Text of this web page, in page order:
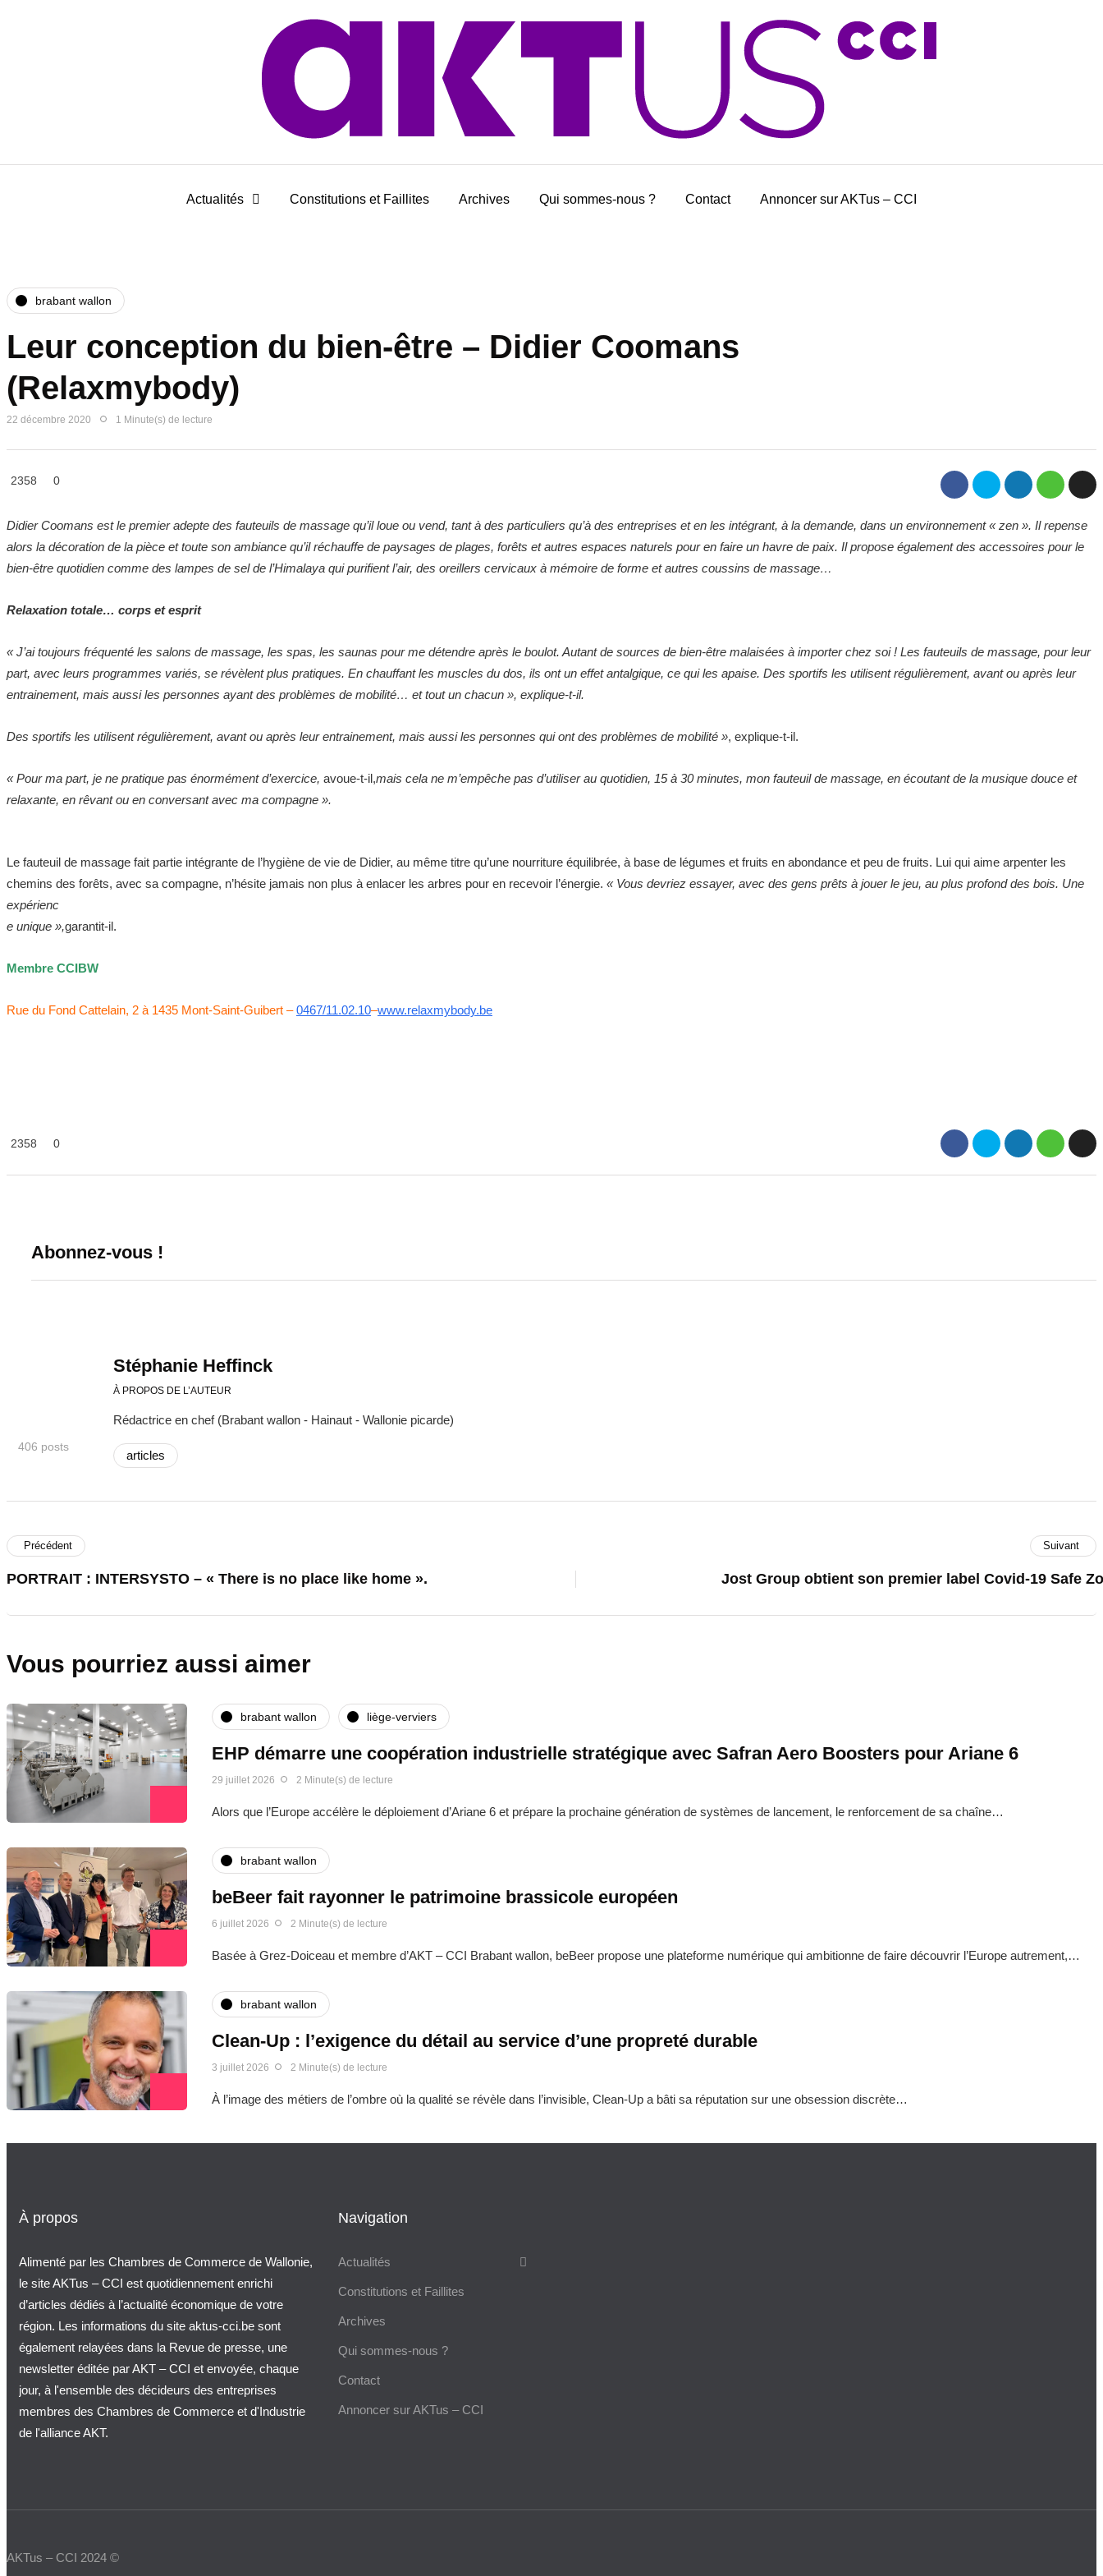
Actualités Constitutions et Faillites Archives Qui sommes-nous ? Contact Annoncer sur AKTus – CCI
brabant wallon
Leur conception du bien-être – Didier Coomans
(Relaxmybody)
22 décembre 2020 1 Minute(s) de lecture
2358 0
Didier Coomans est le premier adepte des fauteuils de massage qu’il loue ou vend, tant à des particuliers qu’à des entreprises et en les intégrant, à la demande, dans un environnement « zen ». Il repense
alors la décoration de la pièce et toute son ambiance qu’il réchauffe de paysages de plages, forêts et autres espaces naturels pour en faire un havre de paix. Il propose également des accessoires pour le
bien-être quotidien comme des lampes de sel de l’Himalaya qui purifient l’air, des oreillers cervicaux à mémoire de forme et autres coussins de massage…
Relaxation totale… corps et esprit
« J’ai toujours fréquenté les salons de massage, les spas, les saunas pour me détendre après le boulot. Autant de sources de bien-être malaisées à importer chez soi ! Les fauteuils de massage, pour leur
part, avec leurs programmes variés, se révèlent plus pratiques. En chauffant les muscles du dos, ils ont un effet antalgique, ce qui les apaise. Des sportifs les utilisent régulièrement, avant ou après leur
entrainement, mais aussi les personnes ayant des problèmes de mobilité… et tout un chacun », explique-t-il.
Des sportifs les utilisent régulièrement, avant ou après leur entrainement, mais aussi les personnes qui ont des problèmes de mobilité », explique-t-il.
« Pour ma part, je ne pratique pas énormément d’exercice, avoue-t-il,mais cela ne m’empêche pas d’utiliser au quotidien, 15 à 30 minutes, mon fauteuil de massage, en écoutant de la musique douce et
relaxante, en rêvant ou en conversant avec ma compagne ».
Le fauteuil de massage fait partie intégrante de l’hygiène de vie de Didier, au même titre qu’une nourriture équilibrée, à base de légumes et fruits en abondance et peu de fruits. Lui qui aime arpenter les
chemins des forêts, avec sa compagne, n’hésite jamais non plus à enlacer les arbres pour en recevoir l’énergie. « Vous devriez essayer, avec des gens prêts à jouer le jeu, au plus profond des bois. Une
expérienc
e unique »,garantit-il.
Membre CCIBW
Rue du Fond Cattelain, 2 à 1435 Mont-Saint-Guibert –0467/11.02.10–www.relaxmybody.be
2358 0
Abonnez-vous !
406 posts
Stéphanie Heffinck
À PROPOS DE L’AUTEUR
Rédactrice en chef (Brabant wallon - Hainaut - Wallonie picarde)
articles
Précédent
PORTRAIT : INTERSYSTO – « There is no place like home ».
Suivant
Jost Group obtient son premier label Covid-19 Safe
Vous pourriez aussi aimer
brabant wallon liège-verviers
EHP démarre une coopération industrielle stratégique avec Safran Aero Boosters pour Ariane 6
29 juillet 2026 2 Minute(s) de lecture
Alors que l’Europe accélère le déploiement d’Ariane 6 et prépare la prochaine génération de systèmes de lancement, le renforcement de sa chaîne…
brabant wallon
beBeer fait rayonner le patrimoine brassicole européen
6 juillet 2026 2 Minute(s) de lecture
Basée à Grez-Doiceau et membre d’AKT – CCI Brabant wallon, beBeer propose une plateforme numérique qui ambitionne de faire découvrir l’Europe autrement,…
brabant wallon
Clean-Up : l’exigence du détail au service d’une propreté durable
3 juillet 2026 2 Minute(s) de lecture
À l’image des métiers de l’ombre où la qualité se révèle dans l’invisible, Clean-Up a bâti sa réputation sur une obsession discrète…
À propos
Alimenté par les Chambres de Commerce de Wallonie,
le site AKTus – CCI est quotidiennement enrichi
d’articles dédiés à l’actualité économique de votre
région. Les informations du site aktus-cci.be sont
également relayées dans la Revue de presse, une
newsletter éditée par AKT – CCI et envoyée, chaque
jour, à l'ensemble des décideurs des entreprises
membres des Chambres de Commerce et d'Industrie
de l'alliance AKT.
Navigation
Actualités
Constitutions et Faillites
Archives
Qui sommes-nous ?
Contact
Annoncer sur AKTus – CCI
AKTus – CCI 2024 ©